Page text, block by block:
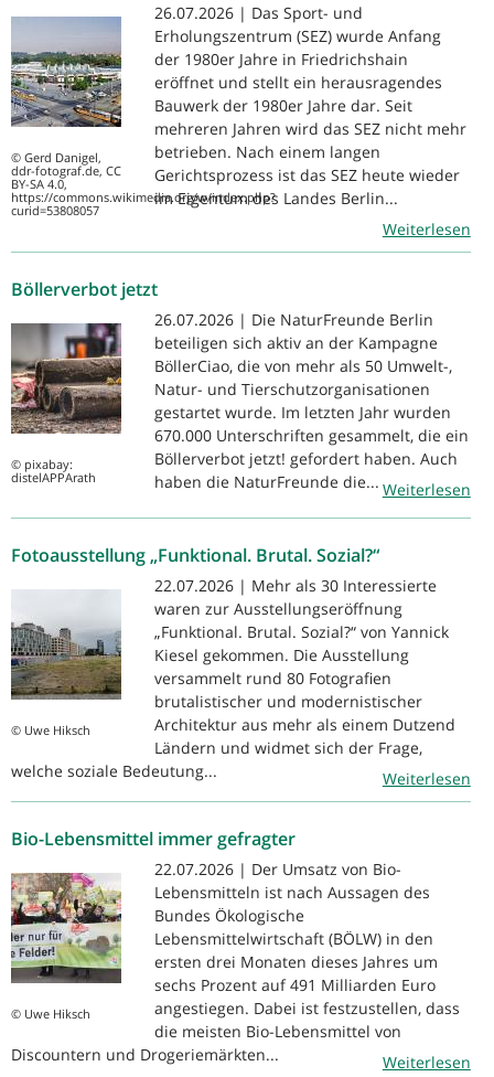
© Gerd Danigel,
ddr-fotograf.de, CC
BY-SA 4.0,
https://commons.wikimedia.org/w/index.php?
curid=53808057
26.07.2026 | Das Sport- und
Erholungszentrum (SEZ) wurde Anfang
der 1980er Jahre in Friedrichshain
eröffnet und stellt ein herausragendes
Bauwerk der 1980er Jahre dar. Seit
mehreren Jahren wird das SEZ nicht mehr
betrieben. Nach einem langen
Gerichtsprozess ist das SEZ heute wieder
im Eigentum des Landes Berlin...
Weiterlesen
Böllerverbot jetzt
© pixabay:
distelAPPArath
26.07.2026 | Die NaturFreunde Berlin
beteiligen sich aktiv an der Kampagne
BöllerCiao, die von mehr als 50 Umwelt-,
Natur- und Tierschutzorganisationen
gestartet wurde. Im letzten Jahr wurden
670.000 Unterschriften gesammelt, die ein
Böllerverbot jetzt! gefordert haben. Auch
haben die NaturFreunde die... Weiterlesen
Fotoausstellung „Funktional. Brutal. Sozial?“
© Uwe Hiksch
22.07.2026 | Mehr als 30 Interessierte
waren zur Ausstellungseröffnung
„Funktional. Brutal. Sozial?“ von Yannick
Kiesel gekommen. Die Ausstellung
versammelt rund 80 Fotografien
brutalistischer und modernistischer
Architektur aus mehr als einem Dutzend
Ländern und widmet sich der Frage,
welche soziale Bedeutung...
Weiterlesen
Bio-Lebensmittel immer gefragter
© Uwe Hiksch
22.07.2026 | Der Umsatz von Bio-
Lebensmitteln ist nach Aussagen des
Bundes Ökologische
Lebensmittelwirtschaft (BÖLW) in den
ersten drei Monaten dieses Jahres um
sechs Prozent auf 491 Milliarden Euro
angestiegen. Dabei ist festzustellen, dass
die meisten Bio-Lebensmittel von
Discountern und Drogeriemärkten...
Weiterlesen